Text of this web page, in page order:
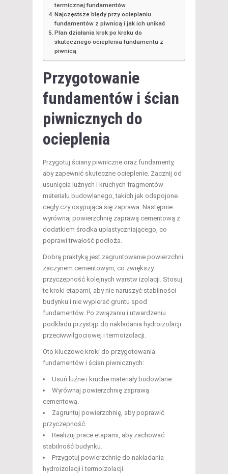
termicznej fundamentów
Najczęstsze błędy przy ocieplaniu
fundamentów z piwnicą i jak ich unikać
Plan działania krok po kroku do
skutecznego ocieplenia fundamentu z
piwnicą
Przygotowanie
fundamentów i ścian
piwnicznych do
ocieplenia
Przygotuj ściany piwniczne oraz fundamenty,
aby zapewnić skuteczne ocieplenie. Zacznij od
usunięcia luźnych i kruchych fragmentów
materiału budowlanego, takich jak odspojone
cegły czy osypująca się zaprawa. Następnie
wyrównaj powierzchnię zaprawą cementową z
dodatkiem środka uplastyczniającego, co
poprawi trwałość podłoża.
Dobrą praktyką jest zagruntowanie powierzchni
zaczynem cementowym, co zwiększy
przyczepność kolejnych warstw izolacji. Stosuj
te kroki etapami, aby nie naruszyć stabilności
budynku i nie wypierać gruntu spod
fundamentów. Po związaniu i utwardzeniu
podkładu przystąp do nakładania hydroizolacji
przeciwwilgociowej i termoizolacji.
Oto kluczowe kroki do przygotowania
fundamentów i ścian piwnicznych:
Usuń luźne i kruche materiały budowlane.
Wyrównaj powierzchnię zaprawą
cementową.
Zagruntuj powierzchnię, aby poprawić
przyczepność.
Realizuj prace etapami, aby zachować
stabilność budynku.
Przygotuj powierzchnię do nakładania
hydroizolacji i termoizolacji.